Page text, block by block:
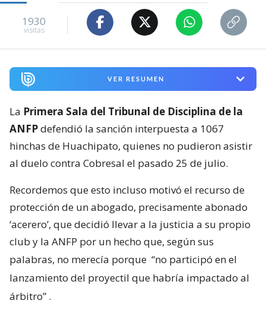
1930
visitas
VER RESUMEN
La Primera Sala del Tribunal de Disciplina de la
ANFPdefendió la sanción interpuesta a 1067
hinchas de Huachipato, quienes no pudieron asistir
al duelo contra Cobresal el pasado 25 de julio.
Recordemos que esto incluso motivó el recurso de
protección de un abogado, precisamente abonado
‘acerero’, que decidió llevar a la justicia a su propio
club y la ANFP por un hecho que, según sus
palabras, no merecía porque “no participó en el
lanzamiento del proyectil que habría impactado al
árbitro” .